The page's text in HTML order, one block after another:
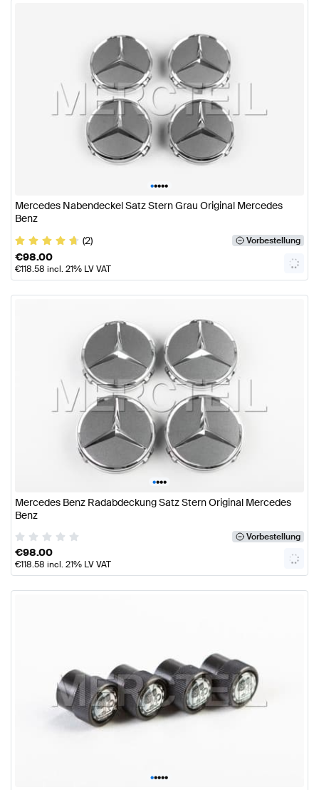
•••••
Mercedes Nabendeckel Satz Stern Grau Original Mercedes
Benz
(2)
Vorbestellung
€98.00
€118.58 incl. 21% LV VAT
••••
Mercedes Benz Radabdeckung Satz Stern Original Mercedes
Benz
Vorbestellung
€98.00
€118.58 incl. 21% LV VAT
•••••